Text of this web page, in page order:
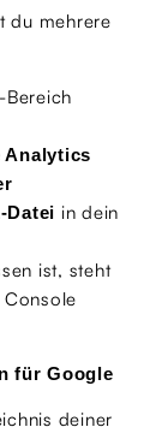
du mehrere
-Bereich
Analytics
Datei in dein
ist, steht
für Google
deiner